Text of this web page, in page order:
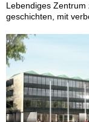
Lebendiges
geschichten, mit